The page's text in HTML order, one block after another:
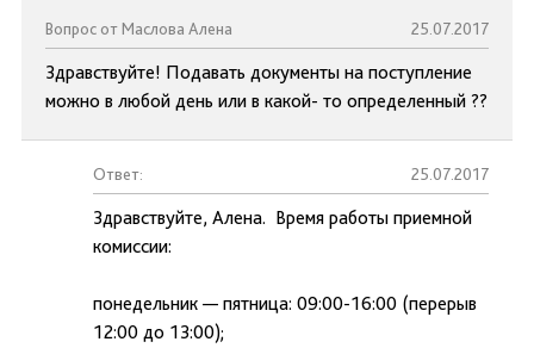
Вопрос от Маслова Алена 25.07.2017
Здравствуйте! Подавать документы на поступление
можно в любой день или в какой- то определенный ??
Ответ: 25.07.2017
Здравствуйте, Алена. Время работы приемной
комиссии:
понедельник — пятница: 09:00-16:00 (перерыв
12:00 до 13:00);